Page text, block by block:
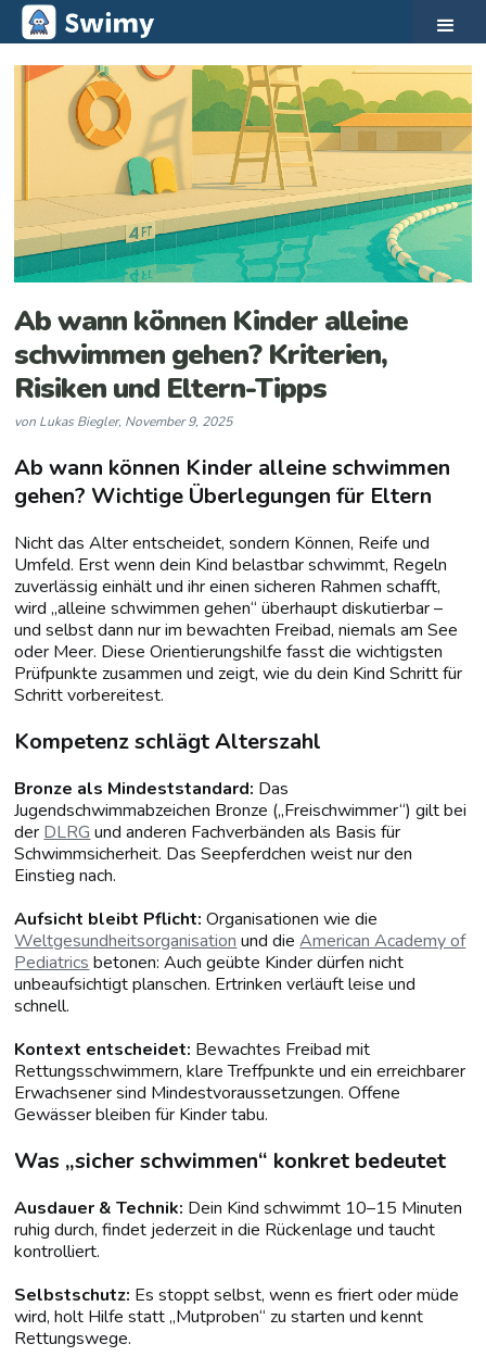
Ab wann können Kinder alleine
schwimmen gehen? Kriterien,
Risiken und Eltern-Tipps
von Lukas Biegler, November 9, 2025
Ab wann können Kinder alleine schwimmen
gehen? Wichtige Überlegungen für Eltern
Nicht das Alter entscheidet, sondern Können, Reife und
Umfeld. Erst wenn dein Kind belastbar schwimmt, Regeln
zuverlässig einhält und ihr einen sicheren Rahmen schafft,
wird „alleine schwimmen gehen“ überhaupt diskutierbar –
und selbst dann nur im bewachten Freibad, niemals am See
oder Meer. Diese Orientierungshilfe fasst die wichtigsten
Prüfpunkte zusammen und zeigt, wie du dein Kind Schritt für
Schritt vorbereitest.
Kompetenz schlägt Alterszahl
Bronze als Mindeststandard: Das
Jugendschwimmabzeichen Bronze („Freischwimmer“) gilt bei
der DLRG und anderen Fachverbänden als Basis für
Schwimmsicherheit. Das Seepferdchen weist nur den
Einstieg nach.
Aufsicht bleibt Pflicht: Organisationen wie die
Weltgesundheitsorganisation und dieAmerican Academy of
Pediatrics betonen: Auch geübte Kinder dürfen nicht
unbeaufsichtigt planschen. Ertrinken verläuft leise und
schnell.
Kontext entscheidet: Bewachtes Freibad mit
Rettungsschwimmern, klare Treffpunkte und ein erreichbarer
Erwachsener sind Mindestvoraussetzungen. Offene
Gewässer bleiben für Kinder tabu.
Was „sicher schwimmen“ konkret bedeutet
Ausdauer & Technik: Dein Kind schwimmt 10–15 Minuten
ruhig durch, findet jederzeit in die Rückenlage und taucht
kontrolliert.
Selbstschutz: Es stoppt selbst, wenn es friert oder müde
wird, holt Hilfe statt „Mutproben“ zu starten und kennt
Rettungswege.